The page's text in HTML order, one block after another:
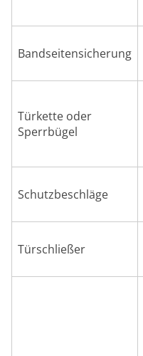
Bandseitensicherung
Türkette oder
Sperrbügel
Schutzbeschläge
Türschließer